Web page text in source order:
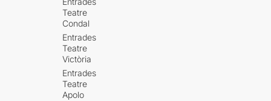
Teatre
Condal
Entrades
Teatre
Victòria
Entrades
Teatre
Apolo